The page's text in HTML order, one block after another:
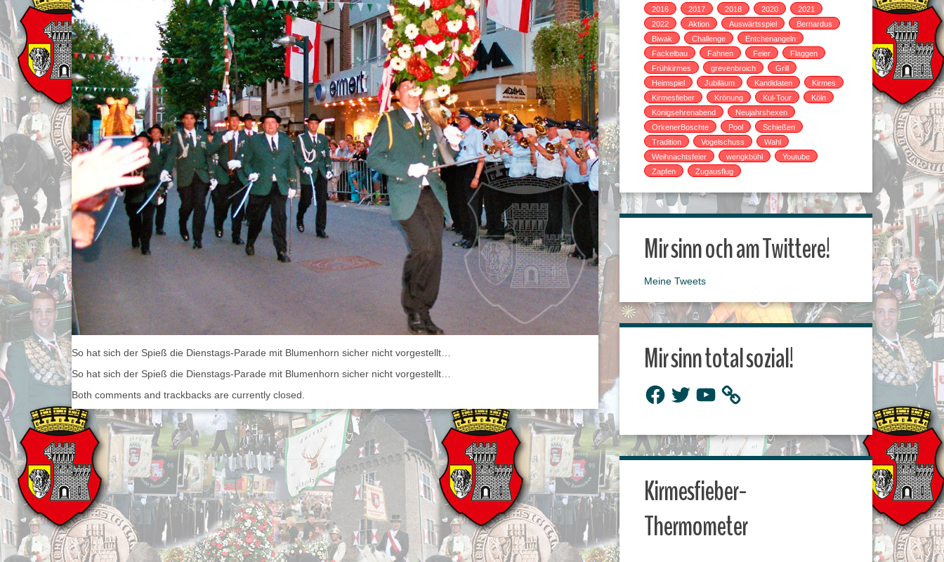
So hat sich der Spieß die Dienstags-Parade mit Blumenhorn sicher nicht vorgestellt…
So hat sich der Spieß die Dienstags-Parade mit Blumenhorn sicher nicht vorgestellt…
Both comments and trackbacks are currently closed.
2016
2017 2018 2020
2021
2022
Aktion Auswärtsspiel
Bernardus
Biwak
Challenge
Entchenangeln
Fackelbau
Fahnen Feier
Flaggen
Frühkirmes
grevenbroich
Grill
Heimspiel
Jubiläum Kandidaten
Kirmes
Kirmesfieber
Krönung Kul-Tour
Köln
Königsehrenabend
Neujahrshexen
OrkenerBoschte
Pool
Schießen
Tradition
Vogelschuss
Wahl
Weihnachtsfeier
wengkbühl
Youtube
Zapfen
Zugausflug
Mir sinn och am Twittere!
Meine Tweets
Mir sinn total sozial!
Facebook
TwitterYouTube
Kirmesfieber-
Thermometer